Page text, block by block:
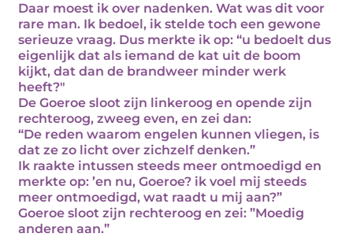
Daar moest ik over nadenken. Wat was dit voor
rare man. Ik bedoel, ik stelde toch een gewone
serieuze vraag. Dus merkte ik op: “u bedoelt dus
eigenlijk dat als iemand de kat uit de boom
kijkt, dat dan de brandweer minder werk
heeft?"
De Goeroe sloot zijn linkeroog en opende zijn
rechteroog, zweeg even, en zei dan:
“De reden waarom engelen kunnen vliegen, is
dat ze zo licht over zichzelf denken.”
Ik raakte intussen steeds meer ontmoedigd en
merkte op: ’en nu, Goeroe? ik voel mij steeds
meer ontmoedigd, wat raadt u mij aan?”
Goeroe sloot zijn rechteroog en zei: ”Moedig
anderen aan.”